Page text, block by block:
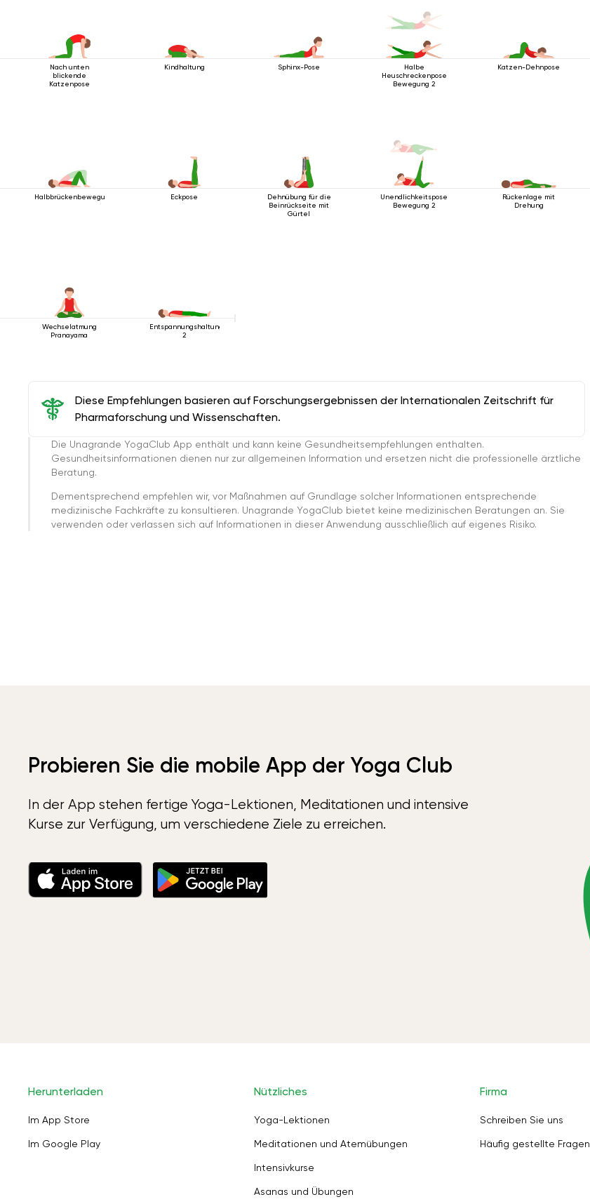
Nach unten
blickende
Katzenpose
Kindhaltung Sphinx-Pose
Halbe
Heuschreckenpose
Bewegung 2
Katzen-Dehnpose
Halbbrückenbewegung Eckpose
Dehnübung für die
Beinrückseite mit
Gürtel
Unendlichkeitspose
Bewegung 2
Rückenlage mit
Drehung
Wechselatmung
Pranayama
Entspannungshaltung
2
Diese Empfehlungen basieren auf Forschungsergebnissen der Internationalen Zeitschrift für
Pharmaforschung und Wissenschaften.
Die Unagrande YogaClub App enthält und kann keine Gesundheitsempfehlungen enthalten.
Gesundheitsinformationen dienen nur zur allgemeinen Information und ersetzen nicht die professionelle ärztliche
Beratung.
Dementsprechend empfehlen wir, vor Maßnahmen auf Grundlage solcher Informationen entsprechende
medizinische Fachkräfte zu konsultieren. Unagrande YogaClub bietet keine medizinischen Beratungen an. Sie
verwenden oder verlassen sich auf Informationen in dieser Anwendung ausschließlich auf eigenes Risiko.
Probieren Sie die mobile App der Yoga Club
In der App stehen fertige Yoga-Lektionen, Meditationen und intensive
Kurse zur Verfügung, um verschiedene Ziele zu erreichen.
Herunterladen
Im App Store
Im Google Play
Nützliches
Yoga-Lektionen
Meditationen und Atemübungen
Intensivkurse
Asanas und Übungen
Firma
Schreiben Sie uns
Häufig gestellte Fragen